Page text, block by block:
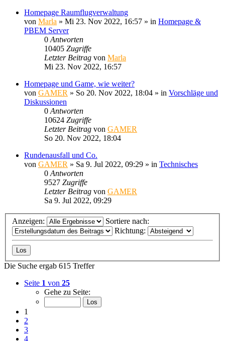
Homepage Raumflugverwaltung
von Marla » Mi 23. Nov 2022, 16:57 » in Homepage &
PBEM Server
0 Antworten
10405 Zugriffe
Letzter Beitrag von Marla
Mi 23. Nov 2022, 16:57
Homepage und Game, wie weiter?
von GAMER » So 20. Nov 2022, 18:04 » in Vorschläge und
Diskussionen
0 Antworten
10624 Zugriffe
Letzter Beitrag von GAMER
So 20. Nov 2022, 18:04
Rundenausfall und Co.
von GAMER » Sa 9. Jul 2022, 09:29 » in Technisches
0 Antworten
9527 Zugriffe
Letzter Beitrag von GAMER
Sa 9. Jul 2022, 09:29
Anzeigen:
Sortiere nach:
Richtung:
Die Suche ergab 615 Treffer
Seite 1 von 25
Gehe zu Seite:
1
2
3
4